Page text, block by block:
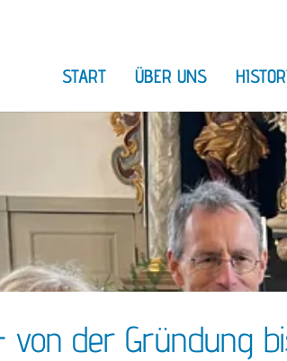
START
ÜBER UNS
Über uns
Chronik
von der Gründung